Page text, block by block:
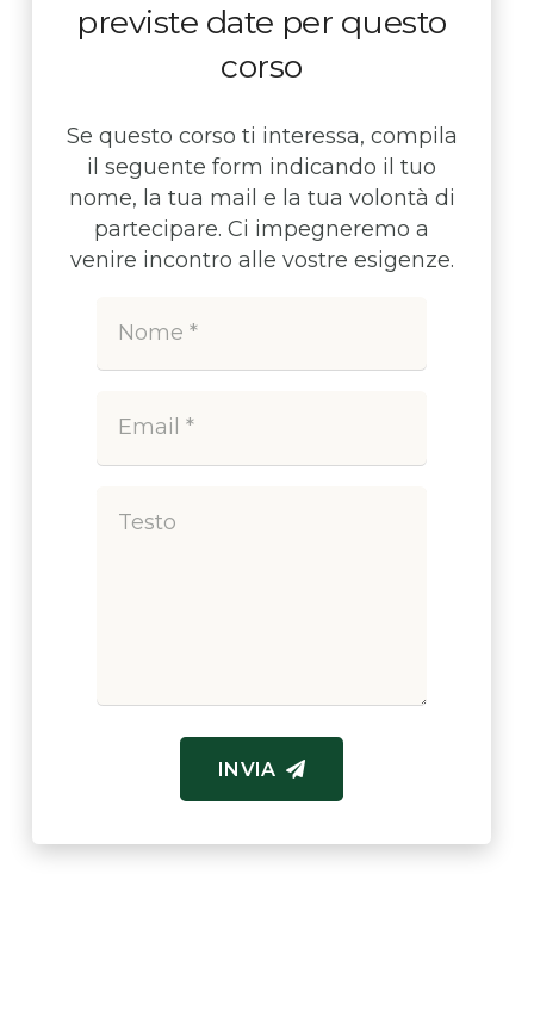
previste date per questo
corso
Se questo corso ti interessa, compila
il seguente form indicando il tuo
nome, la tua mail e la tua volontà di
partecipare. Ci impegneremo a
venire incontro alle vostre esigenze.
INVIA